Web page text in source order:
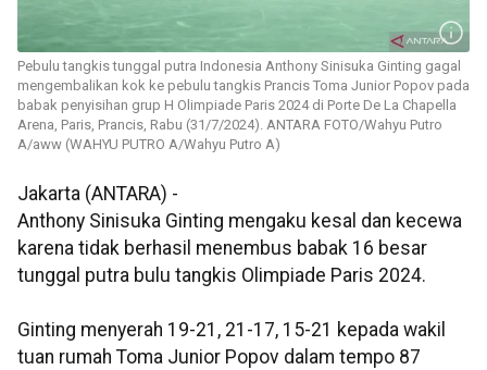
Pebulu tangkis tunggal putra Indonesia Anthony Sinisuka Ginting gagal
mengembalikan kok ke pebulu tangkis Prancis Toma Junior Popov pada
babak penyisihan grup H Olimpiade Paris 2024 di Porte De La Chapella
Arena, Paris, Prancis, Rabu (31/7/2024). ANTARA FOTO/Wahyu Putro
A/aww (WAHYU PUTRO A/Wahyu Putro A)
Jakarta (ANTARA) -
Anthony Sinisuka Ginting mengaku kesal dan kecewa
karena tidak berhasil menembus babak 16 besar
tunggal putra bulu tangkis Olimpiade Paris 2024.
Ginting menyerah 19-21, 21-17, 15-21 kepada wakil
tuan rumah Toma Junior Popov dalam tempo 87